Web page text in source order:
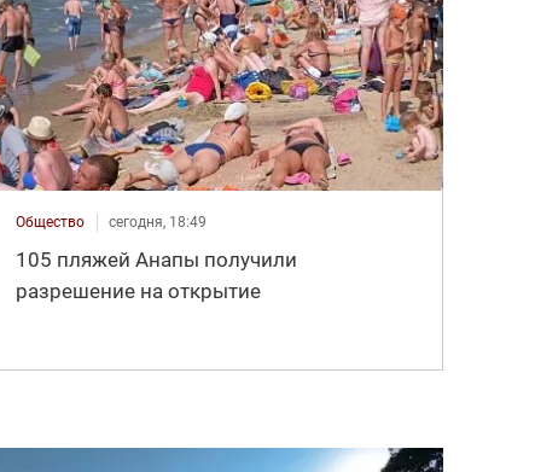
Общество сегодня, 18:49
105 пляжей Анапы получили
разрешение на открытие